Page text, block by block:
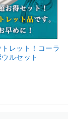
レット！コーラ
ルセット